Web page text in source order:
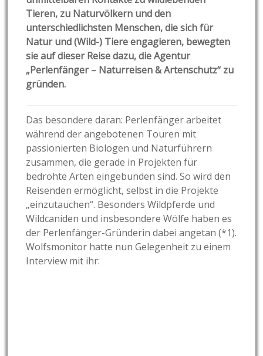
Tieren, zu Naturvölkern und den
unterschiedlichsten Menschen, die sich für
Natur und (Wild-) Tiere engagieren, bewegten
sie auf dieser Reise dazu, die Agentur
„Perlenfänger – Naturreisen & Artenschutz“ zu
gründen.
Das besondere daran: Perlenfänger arbeitet
während der angebotenen Touren mit
passionierten Biologen und Naturführern
zusammen, die gerade in Projekten für
bedrohte Arten eingebunden sind. So wird den
Reisenden ermöglicht, selbst in die Projekte
„einzutauchen“. Besonders Wildpferde und
Wildcaniden und insbesondere Wölfe haben es
der Perlenfänger-Gründerin dabei angetan (*1).
Wolfsmonitor hatte nun Gelegenheit zu einem
Interview mit ihr: